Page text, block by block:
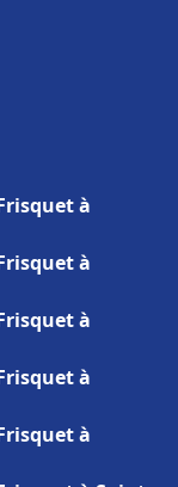
à
à
à
à
à